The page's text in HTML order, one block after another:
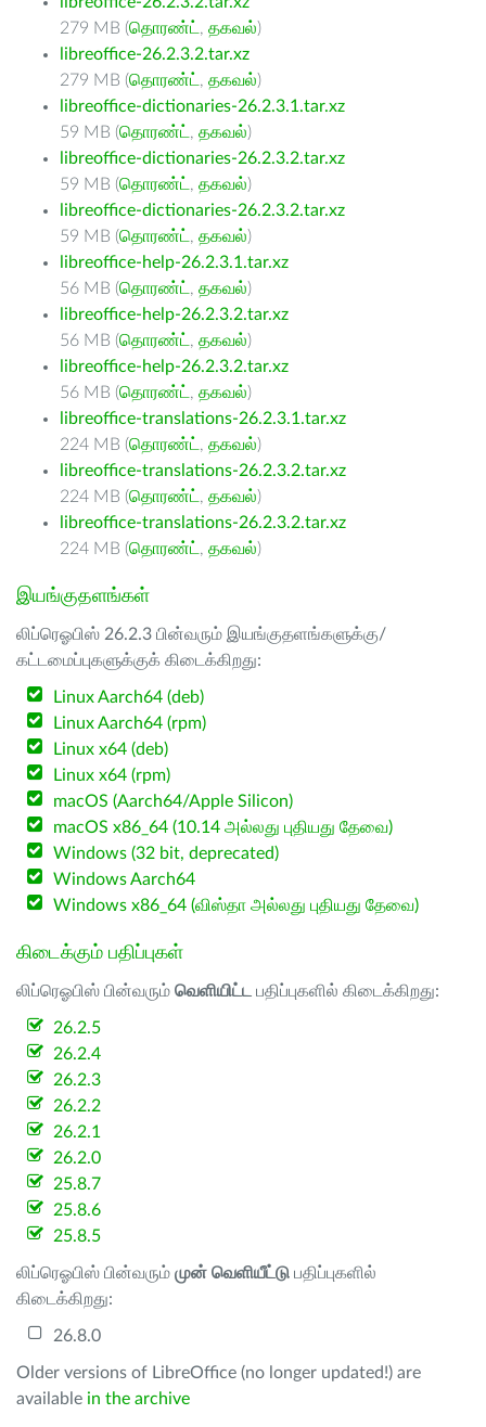
279 MB (தொரண்ட் , தகவல்)
libreoffice-26.2.3.2.tar.xz
279 MB (தொரண்ட் , தகவல்)
libreoffice-dictionaries-26.2.3.1.tar.xz
59 MB (தொரண்ட் , தகவல்)
libreoffice-dictionaries-26.2.3.2.tar.xz
59 MB (தொரண்ட் , தகவல்)
libreoffice-dictionaries-26.2.3.2.tar.xz
59 MB (தொரண்ட் , தகவல்)
libreoffice-help-26.2.3.1.tar.xz
56 MB (தொரண்ட் , தகவல்)
libreoffice-help-26.2.3.2.tar.xz
56 MB (தொரண்ட் , தகவல்)
libreoffice-help-26.2.3.2.tar.xz
56 MB (தொரண்ட் , தகவல்)
libreoffice-translations-26.2.3.1.tar.xz
224 MB (தொரண்ட் , தகவல்)
libreoffice-translations-26.2.3.2.tar.xz
224 MB (தொரண்ட் , தகவல்)
libreoffice-translations-26.2.3.2.tar.xz
224 MB (தொரண்ட் , தகவல்)
இயங்குதளங்கள்
லிப்ரெஓபிஸ் 26.2.3 பின்வரும் இயங்குதளங்களுக்கு/
கட்டமைப்புகளுக்குக் கிடைக்கிறது:
Linux Aarch64 (deb)
Linux Aarch64 (rpm)
Linux x64 (deb)
Linux x64 (rpm)
macOS (Aarch64/Apple Silicon)
macOS x86_64 (10.14 அல்லது புதியது தேவை)
Windows (32 bit, deprecated)
Windows Aarch64
Windows x86_64 (விஸ்தா அல்லது புதியது தேவை)
கிடைக்கும் பதிப்புகள்
லிப்ரெஓபிஸ் பின்வரும் வெளியிட்ட பதிப்புகளில் கிடைக்கிறது:
26.2.5
26.2.4
26.2.3
26.2.2
26.2.1
26.2.0
25.8.7
25.8.6
25.8.5
லிப்ரெஓபிஸ் பின்வரும் முன் வெளியீட்டு பதிப்புகளில்
கிடைக்கிறது:
26.8.0
Older versions of LibreOffice (no longer updated!) are
available in the archive